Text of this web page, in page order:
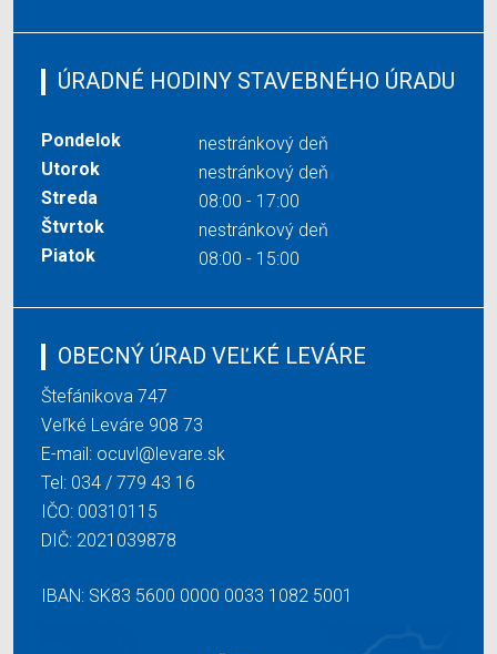
ÚRADNÉ HODINY STAVEBNÉHO ÚRADU
Pondelok
nestránkový deň
Utorok
nestránkový deň
Streda
08:00 - 17:00
Štvrtok
nestránkový deň
Piatok
08:00 - 15:00
OBECNÝ ÚRAD VEĽKÉ LEVÁRE
Štefánikova 747
Veľké Leváre 908 73
E-mail: ocuvl@levare.sk
Tel: 034 / 779 43 16
IČO: 00310115
DIČ: 2021039878
IBAN: SK83 5600 0000 0033 1082 5001